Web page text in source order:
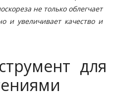
не только облегчает
и увеличивает качество и
для